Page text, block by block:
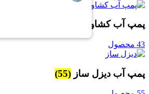
پمپ آب کشاورزی
43 محصول
پمپ آب دیزل ساز (55)